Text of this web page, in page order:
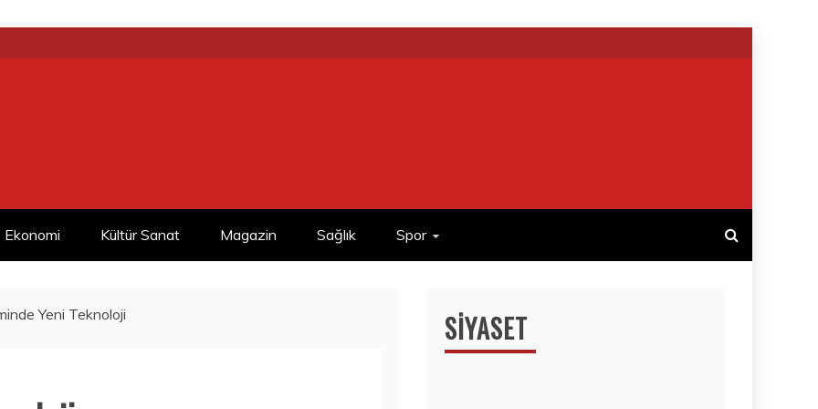
Ekonomi Kültür Sanat Magazin Sağlık Spor
Yeni Teknoloji SIYASET